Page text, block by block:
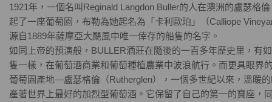
1921年，一個名叫Reginald Langdon Buller的人在澳洲的盧瑟格
起了一座葡萄園，布勒為她起名為「卡利歐珀」（Calliope
源自1889年薩摩亞大颶風中唯一倖存的船隻的名字。
如同上帝的預演般，BULLER酒莊在隨後的一百多年歷史里，有
隻一樣，在葡萄酒商業和葡萄種植農業中波浪航行。而更具眼界
葡萄園產地—盧瑟格倫（Rutherglen），一個多世紀以來，溫暖
產著世界上最好的加烈型葡萄酒。它保留了自己的第一的寶座，